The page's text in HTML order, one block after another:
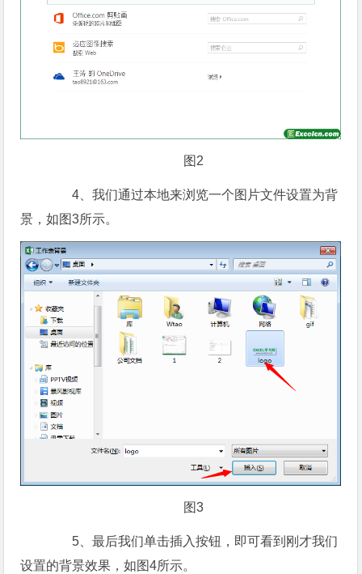
图2
4、我们通过本地来浏览一个图片文件设置为背
景，如图3所示。
图3
5、最后我们单击插入按钮，即可看到刚才我们
设置的背景效果，如图4所示。